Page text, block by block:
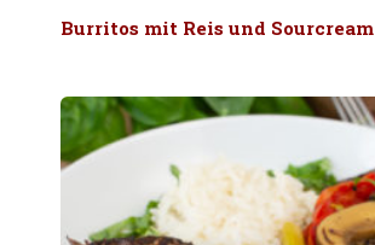
Burritos mit Reis und Sourcream